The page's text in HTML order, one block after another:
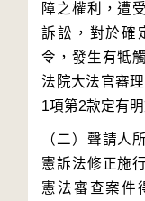
障之權利，遭
訴訟，對於確
令，發生有牴
法院大法官審
（二）聲請人
憲訴法修正施
憲法審查案件